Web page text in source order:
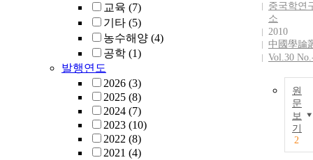
교육 (7)
기타 (5)
농수해양 (4)
공학 (1)
발행연도
2026 (3)
2025 (8)
2024 (7)
2023 (10)
2022 (8)
2021 (4)
중국학연
소
2010
中國學論
Vol.30
원
문
보
기
2